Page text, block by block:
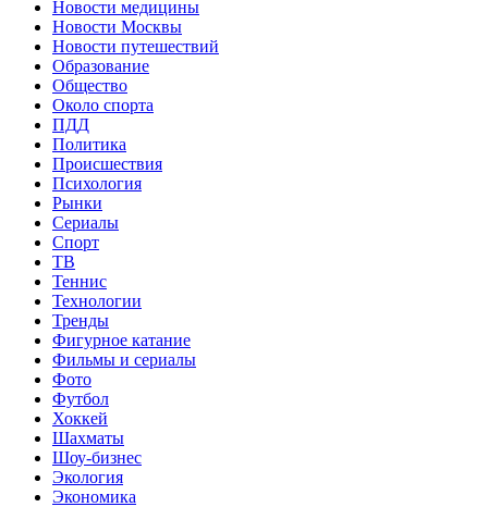
Новости медицины
Новости Москвы
Новости путешествий
Образование
Общество
Около спорта
ПДД
Политика
Происшествия
Психология
Рынки
Сериалы
Спорт
ТВ
Теннис
Технологии
Тренды
Фигурное катание
Фильмы и сериалы
Фото
Футбол
Хоккей
Шахматы
Шоу-бизнес
Экология
Экономика